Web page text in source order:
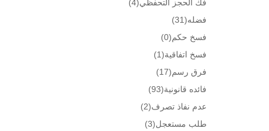
فك الحجز التحفظي(4)
فضله(31)
فسخ حكم(0)
فسخ اتفاقية(1)
فرق رسم(17)
فائده قانونية(93)
عدم نفاذ تصرف(2)
طلب مستعجل(3)